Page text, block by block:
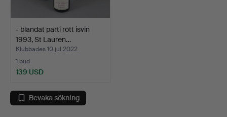
- blandat parti rött isvin
1993, St Lauren…
Klubbades 10 jul 2022
1 bud
139 USD
Bevaka sökning